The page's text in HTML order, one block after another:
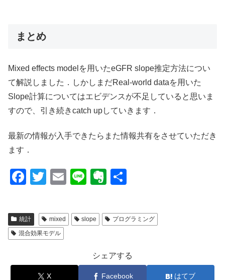
まとめ
Mixed effects modelを用いたeGFR slope推定方法につい
て解説しました．しかしまだReal-world dataを用いた
Slope計算についてはエビデンスが不足していると思いま
すので、引き続きcatch upしていきます．
最新の情報が入手できたらまた情報共有をさせていただき
ます．
F
c
e
b
T
tt
er
E
ail
Li
e
E
er
n
e
統計 mixed slope
プログラミング
混合効果モデル
シェアする
X Facebook はてブ